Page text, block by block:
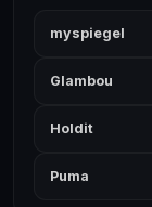
myspiegel
Glambou
Holdit
Puma